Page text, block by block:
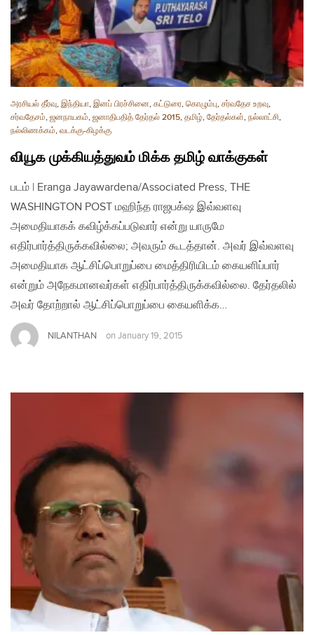
அரசியல் தீர்வு, இந்தியா, இனப் பிரச்சினை, கட்டுரை, கொழும்பு, சர்வதேச உறவு,
சர்வதேசம், ஜனநாயகம், ஜனாதிபதித் தேர்தல் 2015, தமிழ், தேர்தல்கள், நல்லாட்சி,
நல்லிணக்கம், வடக்கு-கிழக்கு
வியூக முக்கியத்துவம் மிக்க தமிழ் வாக்குகள்
படம் | Eranga Jayawardena/Associated Press, THE
WASHINGTON POST மஹிந்த ராஜபக்‌ஷ இவ்வளவு
அமைதியாகக் கவிழ்க்கப்படுவார் என்று யாருமே
எதிர்பார்த்திருக்கவில்லை; அவரும் கூடத்தான். அவர் இவ்வளவு
அமைதியாக ஆட்சிப்பொறுப்பை மைத்திரியிடம் கையளிப்பார்
என்றும் அநேகமானவர்கள் எதிர்பார்த்திருக்கவில்லை. தேர்தலில்
அவர் தோற்றால் ஆட்சிப்பொறுப்பை கையளிக்க…
NILANTHAN on January 19, 2015